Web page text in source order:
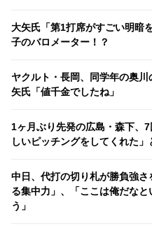
大矢氏「第1打席がすごい明暗
子のバロメーター！？
ヤクルト・長岡、同学年の奥
矢氏「値千金でしたね」
1ヶ月ぶり先発の広島・森下、
しいピッチングをしてくれた」
中日、代打の切り札が勝負強
る集中力」、「ここは俺だな
う」